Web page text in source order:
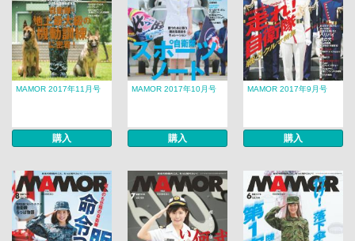
MAMOR 2017年11月号
購入
MAMOR 2017年10月号
購入
MAMOR 2017年9月号
購入